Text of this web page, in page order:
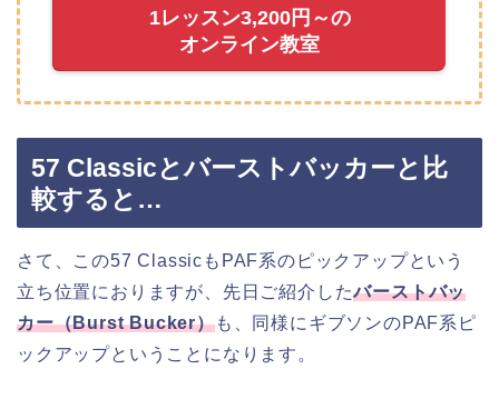
1レッスン3,200円～の
オンライン教室
57 Classicとバーストバッカーと比
較すると…
さて、この57 ClassicもPAF系のピックアップという
立ち位置におりますが、先日ご紹介したバーストバッ
カー（Burst Bucker）も、同様にギブソンのPAF系ピ
ックアップということになります。